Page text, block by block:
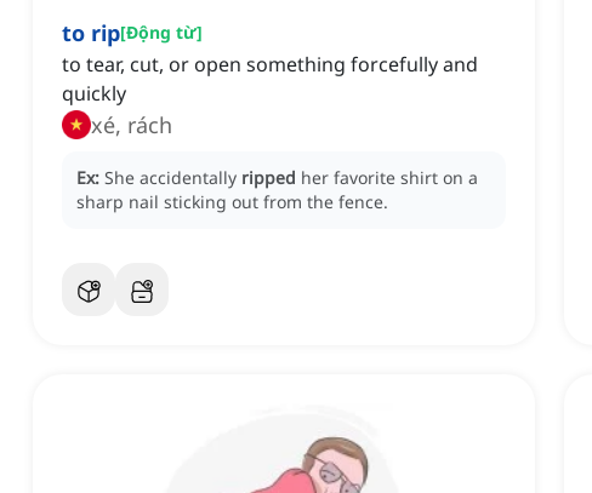
to rip[Động từ]
to tear, cut, or open something forcefully and
quickly
xé, rách
Ex: She accidentally ripped her favorite shirt on a
sharp nail sticking out from the fence.